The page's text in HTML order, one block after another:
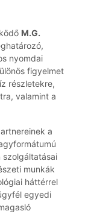
M.G.
nyomdai
figyelmet
részletekre,
valamint a
a
szolgáltatásai
munkák
háttérrel
egyedi